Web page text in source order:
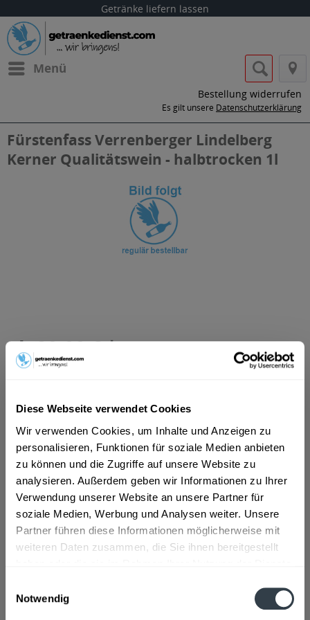
Diese Webseite verwendet Cookies
Wir verwenden Cookies, um Inhalte und Anzeigen zu
personalisieren, Funktionen für soziale Medien anbieten
zu können und die Zugriffe auf unsere Website zu
analysieren. Außerdem geben wir Informationen zu Ihrer
Verwendung unserer Website an unsere Partner für
soziale Medien, Werbung und Analysen weiter. Unsere
Partner führen diese Informationen möglicherweise mit
weiteren Daten zusammen, die Sie ihnen bereitgestellt
Notwendig
Getränke liefern lassen
Menü
Bestellung widerrufen
Es gilt unsere Datenschutzerklärung
Fürstenfass Verrenberger Lindelberg
Kerner Qualitätswein - halbtrocken 1l
ab 20,00 € *
Inhalt:1 Liter
In denWarenkorb
Artikel-Nr.:
25728
Verfügbar in:
Beschreibung
"Fürstenfass Verrenberger Lindelberg
Flaschengröße: